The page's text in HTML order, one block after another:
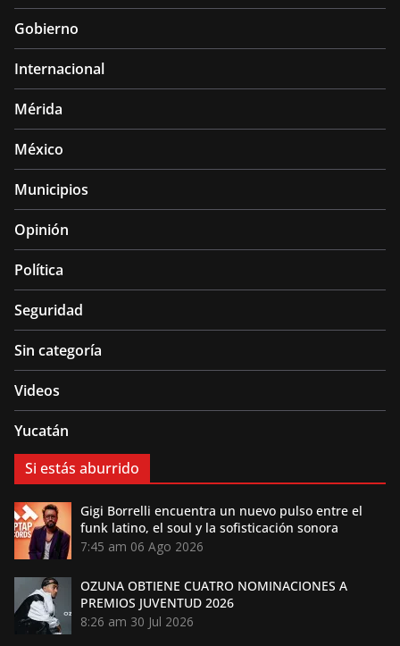
Gobierno
Internacional
Mérida
México
Municipios
Opinión
Política
Seguridad
Sin categoría
Videos
Yucatán
Si estás aburrido
Gigi Borrelli encuentra un nuevo pulso entre el
funk latino, el soul y la sofisticación sonora
7:45 am 06 Ago 2026
OZUNA OBTIENE CUATRO NOMINACIONES A
PREMIOS JUVENTUD 2026
8:26 am 30 Jul 2026